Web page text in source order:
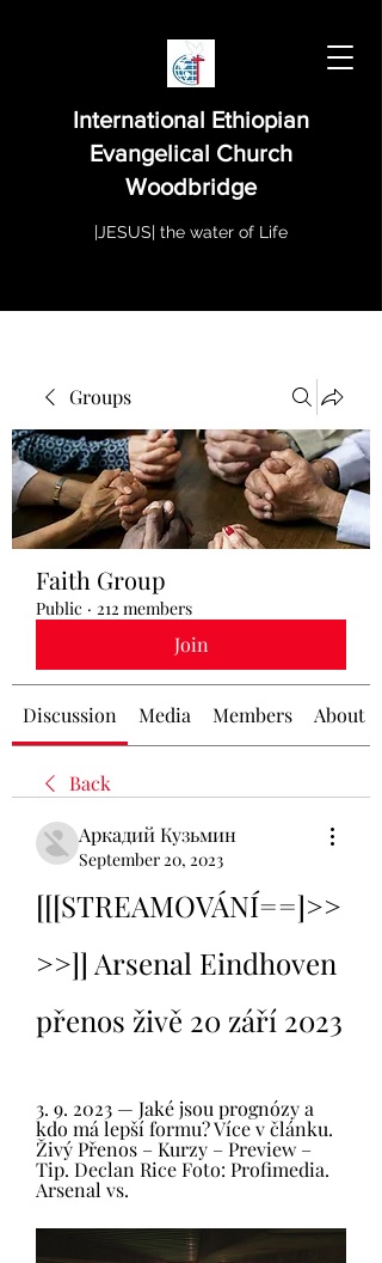
International Ethiopian
Evangelical Church
Woodbridge
|JESUS| the water of Life
Groups
Faith Group
Public · 212 members
Join
Discussion Media Members About
Back
Аркадий Кузьмин
September 20, 2023
[[[STREAMOVÁNÍ==]>>
>>]] Arsenal Eindhoven
přenos živě 20 září 2023
3. 9. 2023 — Jaké jsou prognózy a
kdo má lepší formu? Více v článku.
Živý Přenos – Kurzy – Preview –
Tip. Declan Rice Foto: Profimedia.
Arsenal vs.